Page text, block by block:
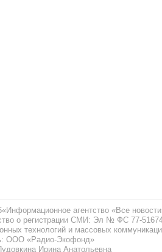
агентство «Все
о регистрации СМИ: Эл № ФС 77-
технологий и массовых
ООО «Радио-Экофонд»
Ирина Анатольевна